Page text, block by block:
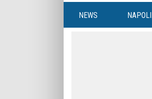
NEWS NAPOLI